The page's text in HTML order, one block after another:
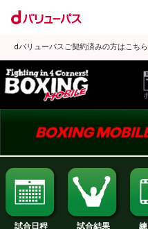
dバリューパスご契約済みの方はこちら